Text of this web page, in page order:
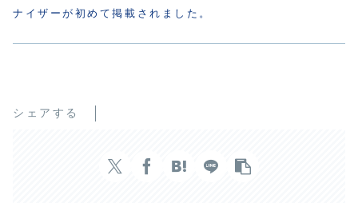
ナイザーが初めて掲載されました。
シェアする